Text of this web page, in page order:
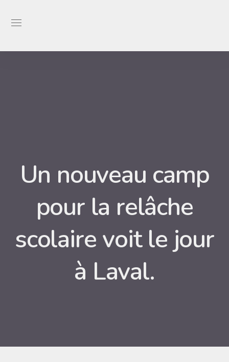
Un nouveau camp
pour la relâche
scolaire voit le jour
à Laval.